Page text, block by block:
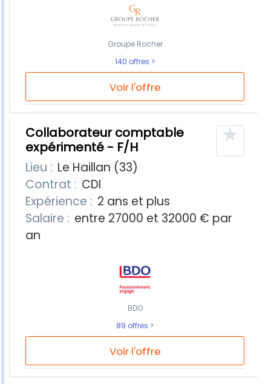
Voir l'offre
Groupe Rocher
140 offres
Collaborateur comptable
expérimenté - F/H
★
Lieu : Le Haillan (33)
Contrat : CDI
Expérience : 2 ans et plus
Salaire : entre 27000 et 32000 € par
an
Voir l'offre
BDO
89 offres